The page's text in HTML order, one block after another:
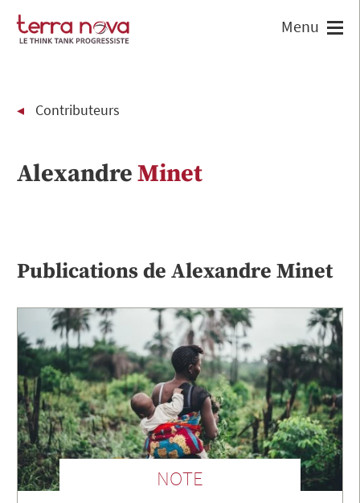
Contributeurs
AlexandreMinet
Publications de Alexandre Minet
NOTE